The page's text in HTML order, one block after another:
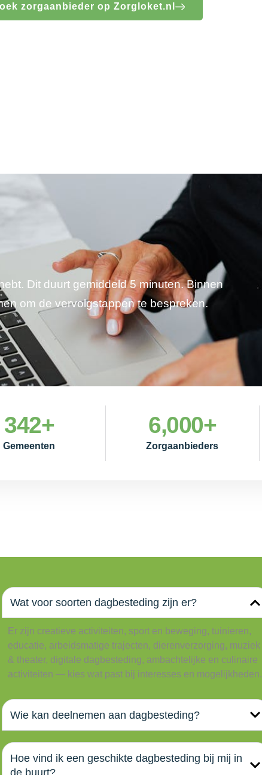
zorgaanbieder op Zorgloket.nl
Dit duurt gemiddeld 5 minuten. Binnen
om de vervolgstappen te bespreken.
Gemeenten
342+
Zorgaanbieders
6,000+
Wat voor soorten dagbesteding zijn er?
Er zijn creatieve activiteiten, sport en beweging, tuinieren,
educatie, arbeidsmatige trajecten, dierenverzorging, muziek
& theater, digitale dagbesteding, ambachtelijke en culinaire
activiteiten — kies wat past bij interesses en mogelijkheden.
Wie kan deelnemen aan dagbesteding?
Hoe vind ik een geschikte dagbesteding bij mij in
de buurt?